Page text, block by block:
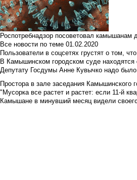
Роспотребнадзор посоветовал камышанам
Все новости по теме 01.02.2020
Пользователи в соцсетях грустят о том,
В Камышинском городском суде находятся
Депутату Госдумы Анне Кувычко надо
Простора в зале заседания Камышинского
"Мусорка все растет и растет: если 11-й
Камышане в минувший месяц видели